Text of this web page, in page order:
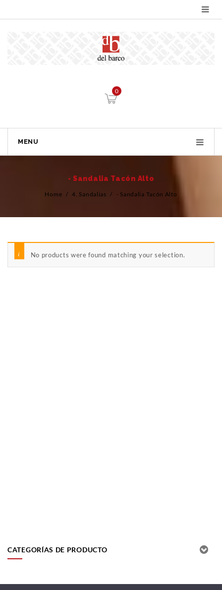
0
MENU
- Sandalia Tacón Alto
Home / 4. Sandalias / - Sandalia Tacón Alto
No products were found matching your selection.
CATEGORÍAS DE PRODUCTO